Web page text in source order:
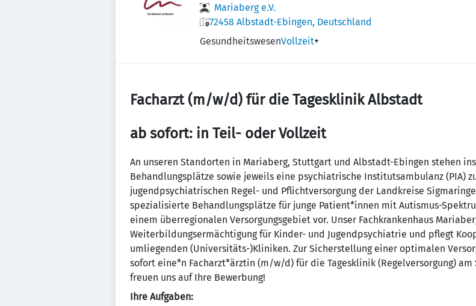
Mariaberg e.V.
72458 Albstadt-Ebingen, Deutschland
GesundheitswesenVollzeit+
Facharzt (m/w/d) für die Tagesklinik Albstadt
ab sofort: in Teil- oder Vollzeit
An unseren Standorten in Mariaberg, Stuttgart und Albstadt-Ebingen stehen
Behandlungsplätze sowie jeweils eine psychiatrische Institutsambulanz (PIA)
jugendpsychiatrischen Regel- und Pflichtversorgung der Landkreise
spezialisierte Behandlungsplätze für junge Patient*innen mit Autismus-
einem überregionalen Versorgungsgebiet vor. Unser Fachkrankenhaus
Weiterbildungsermächtigung für Kinder- und Jugendpsychiatrie und pflegt
umliegenden (Universitäts-)Kliniken. Zur Sicherstellung einer optimalen
sofort eine*n Facharzt*ärztin (m/w/d) für die Tagesklinik (Regelversorgung)
freuen uns auf Ihre Bewerbung!
Ihre Aufgaben: